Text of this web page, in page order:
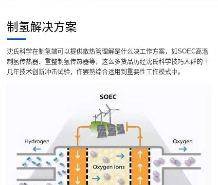
制氢解决方案
沈氏科学在制氢端可以提供散热管理解是什么决工作方案，如SOEC高溫
制氢传热器、重整制氢传热器等，这么多货品历经沈氏科学技巧人群的十
几年技术创新冲击试验，作罢熟综合运用到重要性工作模式中。